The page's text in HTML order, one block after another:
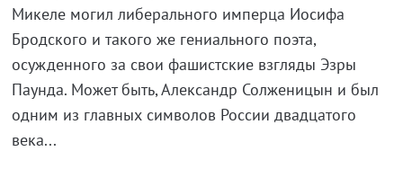
Микеле могил либерального имперца Иосифа
Бродского и такого же гениального поэта,
осужденного за свои фашистские взгляды Эзры
Паунда. Может быть, Александр Солженицын и был
одним из главных символов России двадцатого
века...